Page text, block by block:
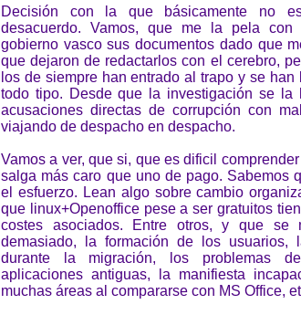
Decisión con la que básicamente no
desacuerdo. Vamos, que me la pela con
gobierno vasco sus documentos dado que
que dejaron de redactarlos con el cerebro,
los de siempre han entrado al trapo y se
todo tipo. Desde que la investigación se
acusaciones directas de corrupción con
viajando de despacho en despacho.
Vamos a ver, que si, que es dificil
salga más caro que uno de pago. Sabemos
el esfuerzo. Lean algo sobre cambio
que linux+Openoffice pese a ser gratuitos
costes asociados. Entre otros, y que se
demasiado, la formación de los usuarios,
durante la migración, los problemas
aplicaciones antiguas, la manifiesta
muchas áreas al compararse con MS Office,